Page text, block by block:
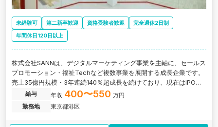
未経験可 第二新卒歓迎 資格受験者歓迎
完全週休2日制
年間休日120日以上
株式会社SANNは、デジタルマーケティング事業を主軸に、セールス
プロモーション・福祉Techなど複数事業を展開する成長企業です。
売上35億円規模・3年連続140％超成長を続けており、現在はIPO準
備（N-3〜N-2フェーズ）に向け、管理部門体制の強化を進めていま
す。 今回募集する経理ポジションでは、日次業務から月次・年次決
算補助、IPO準備、監査法人対応など、成長フェーズならではの幅広
給与 年収 400〜550 万円
勤務地
東京都港区